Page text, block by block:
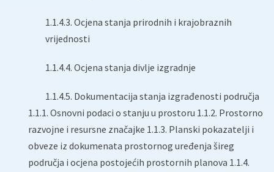
1.1.4.3. Ocjena stanja prirodnih i krajobraznih
vrijednosti
1.1.4.4. Ocjena stanja divlje izgradnje
1.1.4.5. Dokumentacija stanja izgrađenosti područja
1.1.1. Osnovni podaci o stanju u prostoru 1.1.2. Prostorno
razvojne i resursne značajke 1.1.3. Planski pokazatelji i
obveze iz dokumenata prostornog uređenja šireg
područja i ocjena postojećih prostornih planova 1.1.4.